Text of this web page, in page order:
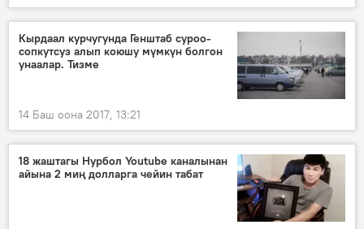
Кырдаал курчугунда Генштаб суроо-
сопкутсуз алып коюшу мүмкүн болгон
унаалар. Тизме
14 Баш оона 2017, 13:21
18 жаштагы Нурбол Youtube каналынан
айына 2 миң долларга чейин табат